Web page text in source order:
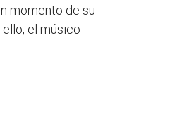
momento de su
el músico